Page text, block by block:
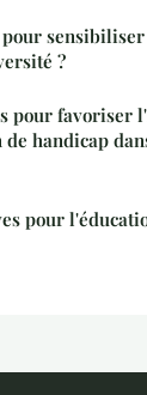
?
pour favoriser
handicap
pour